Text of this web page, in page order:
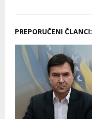
PREPORUČENI ČLANCI: